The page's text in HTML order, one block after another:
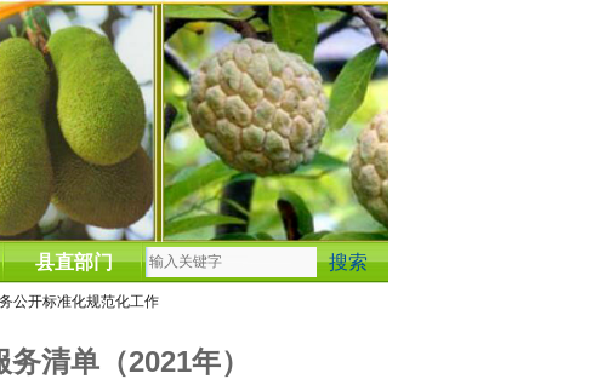
县直部门
公开标准化规范化工作
清单（2021年）